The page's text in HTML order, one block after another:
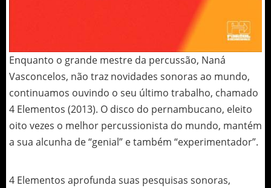
Enquanto o grande mestre da percussão, Naná
Vasconcelos, não traz novidades sonoras ao mundo,
continuamos ouvindo o seu último trabalho, chamado
4 Elementos (2013). O disco do pernambucano, eleito
oito vezes o melhor percussionista do mundo, mantém
a sua alcunha de “genial” e também “experimentador”.
4 Elementos aprofunda suas pesquisas sonoras,